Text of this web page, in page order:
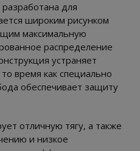
для
широким рисунком
максимальную
распределение
устраняет
время как специально
обеспечивает защиту
отличную тягу, а также
и низкое